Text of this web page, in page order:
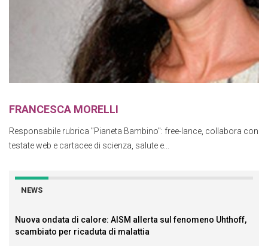
FRANCESCA MORELLI
Responsabile rubrica "Pianeta Bambino": free-lance, collabora con
testate web e cartacee di scienza, salute e...
NEWS
Nuova ondata di calore: AISM allerta sul fenomeno Uhthoff,
scambiato per ricaduta di malattia